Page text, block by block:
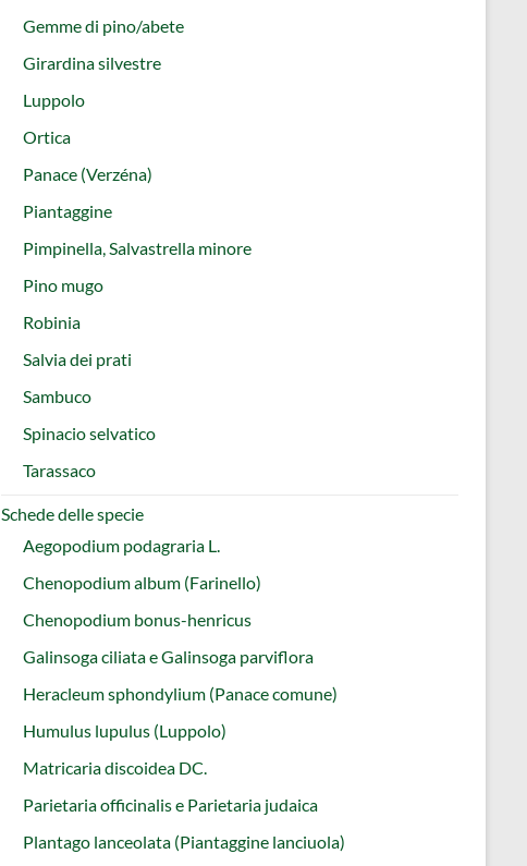
Gemme di pino/abete
Girardina silvestre
Luppolo
Ortica
Panace (Verzéna)
Piantaggine
Pimpinella, Salvastrella minore
Pino mugo
Robinia
Salvia dei prati
Sambuco
Spinacio selvatico
Tarassaco
Schede delle specie
Aegopodium podagraria L.
Chenopodium album (Farinello)
Chenopodium bonus-henricus
Galinsoga ciliata e Galinsoga parviflora
Heracleum sphondylium (Panace comune)
Humulus lupulus (Luppolo)
Matricaria discoidea DC.
Parietaria officinalis e Parietaria judaica
Plantago lanceolata (Piantaggine lanciuola)